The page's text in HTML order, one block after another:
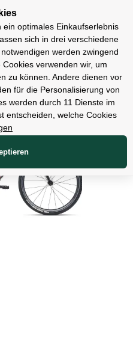
Filialen
optimales Einkaufserlebnis
sich in drei verschiedene
werden zwingend
verwenden wir, um
zu können. Andere dienen vor
für die Personalisierung von
werden durch 11 Dienste im
entscheiden, welche Cookies